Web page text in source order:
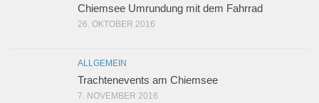
Chiemsee Umrundung mit dem Fahrrad
26. OKTOBER 2016
ALLGEMEIN
Trachtenevents am Chiemsee
7. NOVEMBER 2016